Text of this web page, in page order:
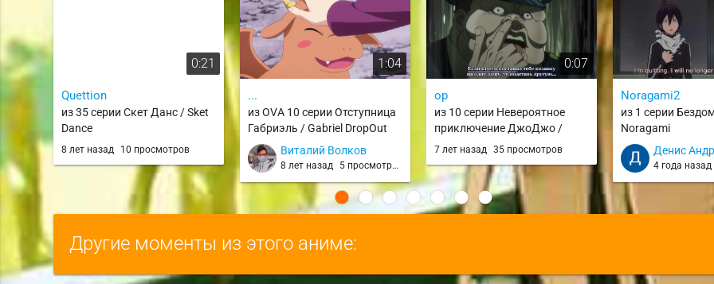
0:21
Quettion
из 35 серии Скет Данс / Sket
Dance
8 лет назад 10 просмотров
1:04
...
из OVA 10 серии Отступница
Габриэль / Gabriel DropOut
Виталий Волков
8 лет назад 5 просмотров
0:07
ор
из 10 серии Невероятное
приключение ДжоДжо /
JoJo no Kimyou na Bouken
7 лет назад 35 просмотров
Noragami2
из 1 серии
Noragami
Денис
4 года назад
Другие моменты из этого аниме: